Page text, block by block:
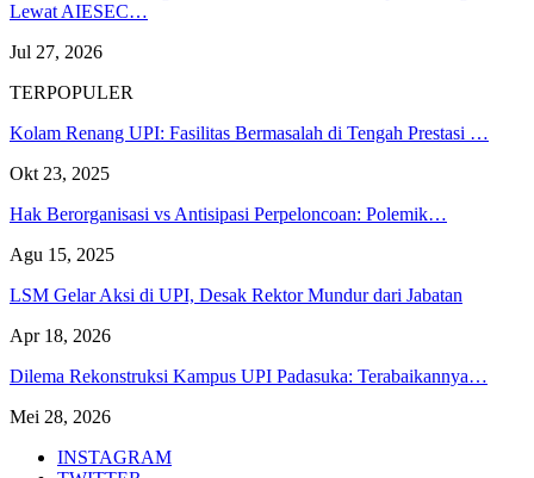
Lewat AIESEC…
Jul 27, 2026
TERPOPULER
Kolam Renang UPI: Fasilitas Bermasalah di Tengah Prestasi …
Okt 23, 2025
Hak Berorganisasi vs Antisipasi Perpeloncoan: Polemik…
Agu 15, 2025
LSM Gelar Aksi di UPI, Desak Rektor Mundur dari Jabatan
Apr 18, 2026
Dilema Rekonstruksi Kampus UPI Padasuka: Terabaikannya…
Mei 28, 2026
INSTAGRAM